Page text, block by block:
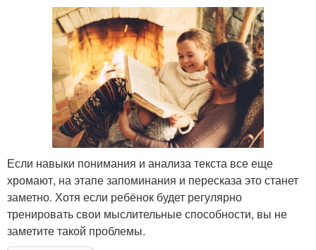
Если навыки понимания и анализа текста все еще
хромают, на этапе запоминания и пересказа это станет
заметно. Хотя если ребёнок будет регулярно
тренировать свои мыслительные способности, вы не
заметите такой проблемы.